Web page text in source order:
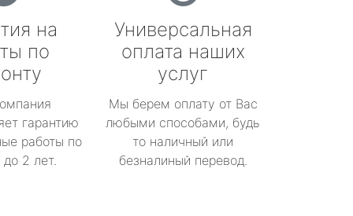
на
по
гарантию
работы по
2 лет.
Универсальная
оплата наших
услуг
Мы берем оплату от Вас
любыми способами, будь
то наличный или
безналиный перевод.